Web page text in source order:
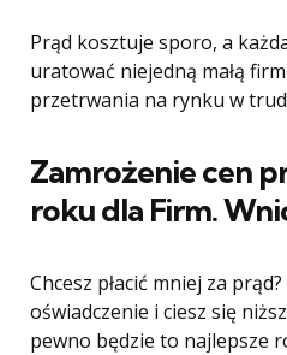
Prąd kosztuje sporo, a
uratować niejedną małą
przetrwania na rynku w
Zamrożenie cen
roku dla Firm.
Chcesz płacić mniej za
oświadczenie i ciesz się
pewno będzie to najlepsze